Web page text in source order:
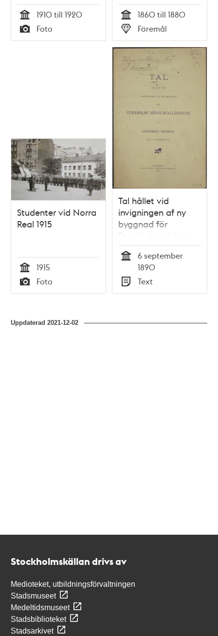
Tid
1910 till 1920
Typ
Foto Tid
1860 till 1880
Typ
Föremål
Studenter vid Norra
Real 1915
Tid
1915
Typ
Foto
Tal hållet vid
invigningen af ny
byggnad för
Stockholms högre
realläroverk af
läroverkets
inspektor den 6
september 1890
6 september
1890
Typ
Text
Uppdaterad2021-12-02
Stockholmskällan drivs av
Medioteket, utbildningsförvaltningen
Stadsmuseet
Medeltidsmuseet
Stadsbiblioteket
Stadsarkivet